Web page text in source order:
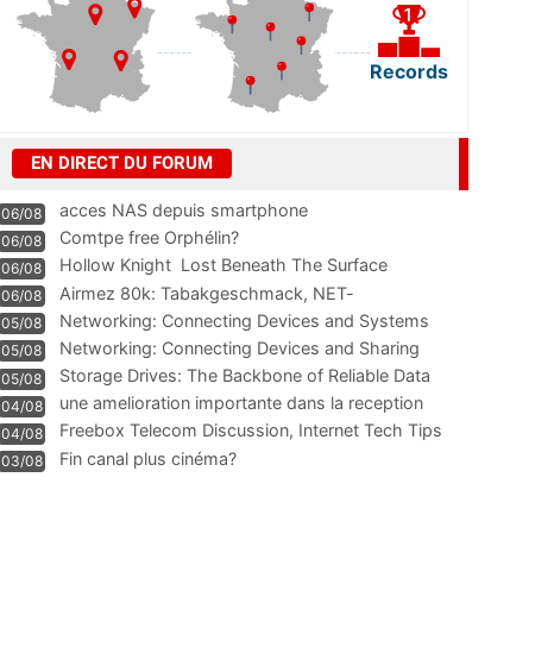
Records
EN DIRECT DU FORUM
06/08 acces NAS depuis smartphone
06/08 Comtpe free Orphélin?
06/08 Hollow Knight  Lost Beneath The Surface
06/08
Airmez 80k: Tabakgeschmack, NET-
Technologie und Leistung im
05/08 Networking: Connecting Devices and Systems
05/08
Networking: Connecting Devices and Sharing
Information
05/08
Storage Drives: The Backbone of Reliable Data
Management
04/08
une amelioration importante dans la reception
WIFI
04/08
Freebox Telecom Discussion, Internet Tech Tips
Communi
03/08 Fin canal plus cinéma?